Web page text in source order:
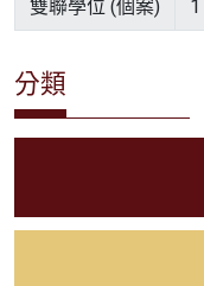
雙聯學位 (個案) 1
分類